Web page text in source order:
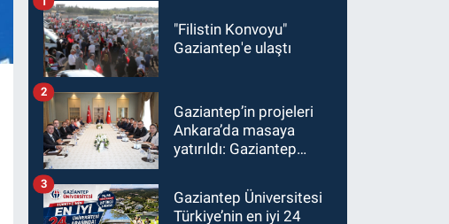
"Filistin Konvoyu"
Gaziantep'e ulaştı
Gaziantep’in projeleri
Ankara’da masaya
yatırıldı: Gaziantep
Şimşek’e ziyaret!
2
Gaziantep Üniversitesi
Türkiye’nin en iyi 24
3